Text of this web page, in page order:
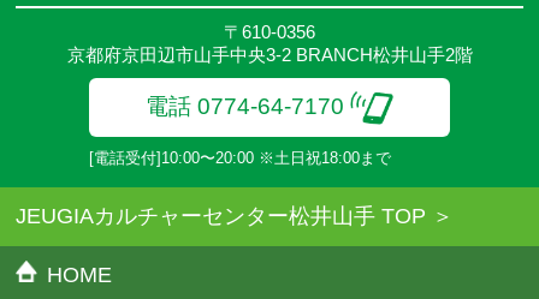
●参加人数が一定に満たない場合、体験や講座開講を中止または延
●その他、詳しい内容については、ご入会時にご説明をさせていた
だきます。
〒610-0356
京都府京田辺市山手中央3-2 BRANCH松井山手2階
電話 0774-64-7170
[電話受付]10:00〜20:00 ※土日祝18:00まで
JEUGIAカルチャーセンター松井山手 TOP
HOME